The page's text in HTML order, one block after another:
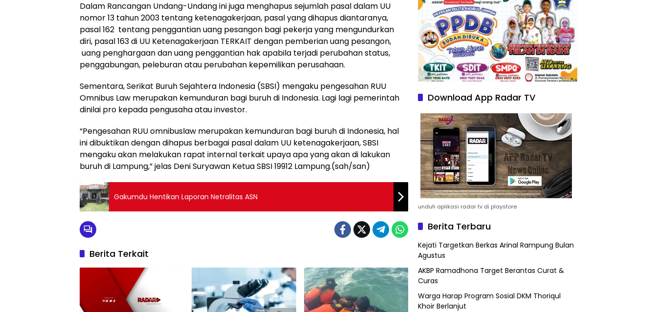
Dalam Rancangan Undang-Undang ini juga menghapus sejumlah pasal dalam UU
nomor 13 tahun 2003 tentang ketenagakerjaan, pasal yang dihapus diantaranya,
pasal 162 tentang penggantian uang pesangon bagi pekerja yang mengundurkan
diri, pasal 163 di UU Ketenagakerjaan TERKAIT dengan pemberian uang pesangon,
uang penghargaan dan uang penggantian hak apabila terjadi perubahan status,
penggabungan, peleburan atau perubahan kepemilikan perusahaan.
Sementara, Serikat Buruh Sejahtera Indonesia (SBSI) mengaku pengesahan RUU
Omnibus Law merupakan kemunduran bagi buruh di Indonesia. Lagi lagi pemerintah
dinilai pro kepada pengusaha atau investor.
“Pengesahan RUU omnibuslaw merupakan kemunduran bagi buruh di Indonesia, hal
ini dibuktikan dengan dihapus berbagai pasal dalam UU ketenagakerjaan, SBSI
mengaku akan melakukan rapat internal terkait upaya apa yang akan di lakukan
buruh di Lampung,” jelas Deni Suryawan Ketua SBSI 19912 Lampung.(sah/san)
Gakumdu Hentikan Laporan Netralitas ASN
Berita Terkait
Download App Radar TV
unduh aplikasi radar tv di playstore
Berita Terbaru
Kejati Targetkan Berkas Arinal Rampung Bulan
Agustus
AKBP Ramadhona Target Berantas Curat &
Curas
Warga Harap Program Sosial DKM Thoriqul
Khoir Berlanjut